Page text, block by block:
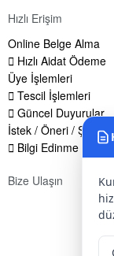
Hızlı Erişim
Online Belge Alma
Hızlı Aidat Ödeme
Üye İşlemleri
Tescil İşlemleri
Güncel Duyurular
İstek / Öneri /
Bilgi Edinme Hakkı
Bize Ulaşın
Yenice Mah.
KIRŞEHİR /
0 386 213